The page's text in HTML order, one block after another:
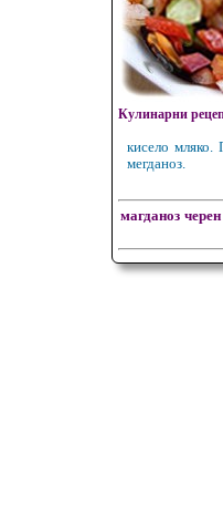
Кулинарни
кисело мляко.
мегданоз.
магданоз